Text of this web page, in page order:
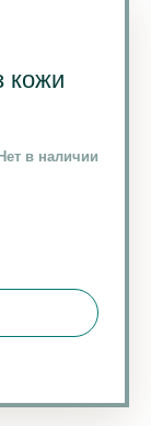
кожи
в наличии